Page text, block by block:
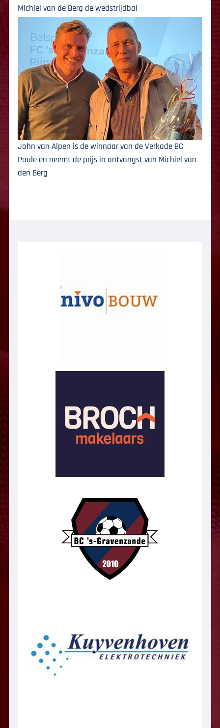
Michiel van de Berg de wedstrijdbal
John van Alpen is de winnaar van de Verkade BC
Poule en neemt de prijs in ontvangst van Michiel van
den Berg